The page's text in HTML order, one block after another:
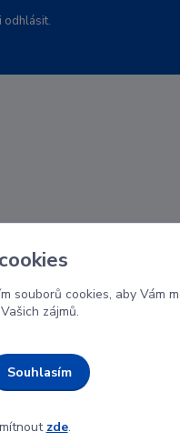
odhlásit.
souborů cookies, aby Vám
zájmů.
Souhlasím
zde.